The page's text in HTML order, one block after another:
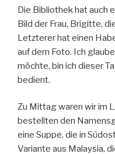
Die Bibliothek hat auch
Bild der Frau, Brigitte,
Letzterer hat einen
auf dem Foto. Ich
möchte, bin ich dieser
bedient.
Zu Mittag waren wir im
bestellten den
eine Suppe, die in
Variante aus Malaysia,